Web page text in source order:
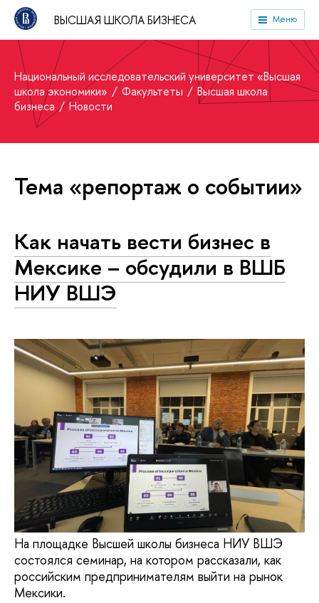
ВЫСШАЯ ШКОЛА БИЗНЕСА Меню
Национальный исследовательский университет «Высшая
школа экономики»
Факультеты
Высшая школа
бизнеса
Новости
Тема «репортаж о событии»
Как начать вести бизнес в
Мексике – обсудили в ВШБ
НИУ ВШЭ
На площадке Высшей школы бизнеса НИУ ВШЭ
состоялся семинар, на котором рассказали, как
российским предпринимателям выйти на рынок
Мексики.